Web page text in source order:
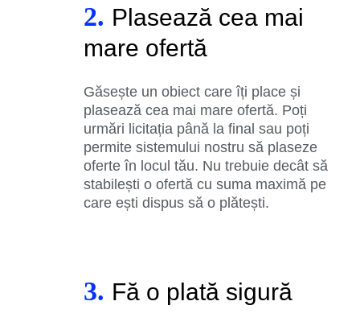
2. Plasează cea mai
mare ofertă
Găsește un obiect care îți place și
plasează cea mai mare ofertă. Poți
urmări licitația până la final sau poți
permite sistemului nostru să plaseze
oferte în locul tău. Nu trebuie decât să
stabilești o ofertă cu suma maximă pe
care ești dispus să o plătești.
3. Fă o plată sigură